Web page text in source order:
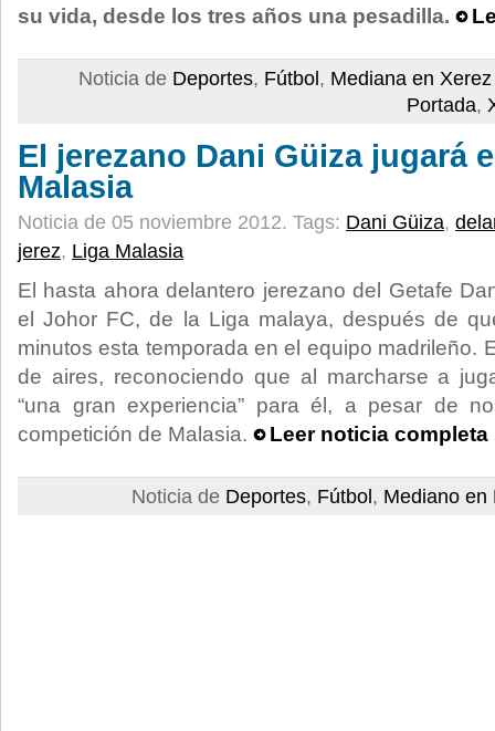
su vida, desde los tres años una pesadilla.
Noticia de Deportes, Fútbol , Mediana en
Portada,
El jerezano Dani Güiza jugará
Malasia
Noticia de 05 noviembre 2012. Tags: Dani Güiza,
jerez, Liga Malasia
El hasta ahora delantero jerezano del Getafe
el Johor FC, de la Liga malaya, después de
minutos esta temporada en el equipo madrileño.
de aires, reconociendo que al marcharse a
“una gran experiencia” para él, a pesar de
competición de Malasia.
Leer noticia completa
Noticia de Deportes, Fútbol , Mediano en